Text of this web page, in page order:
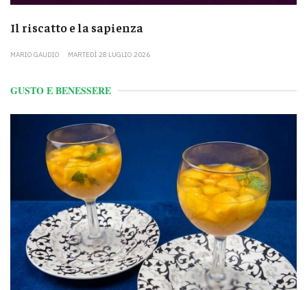
Il riscatto e la sapienza
MARIO GAUDIO MARTEDÌ 28 LUGLIO 2026
GUSTO E BENESSERE